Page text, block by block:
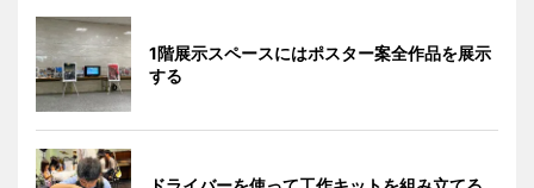
1階展示スペースにはポスター案全作品を展示
する